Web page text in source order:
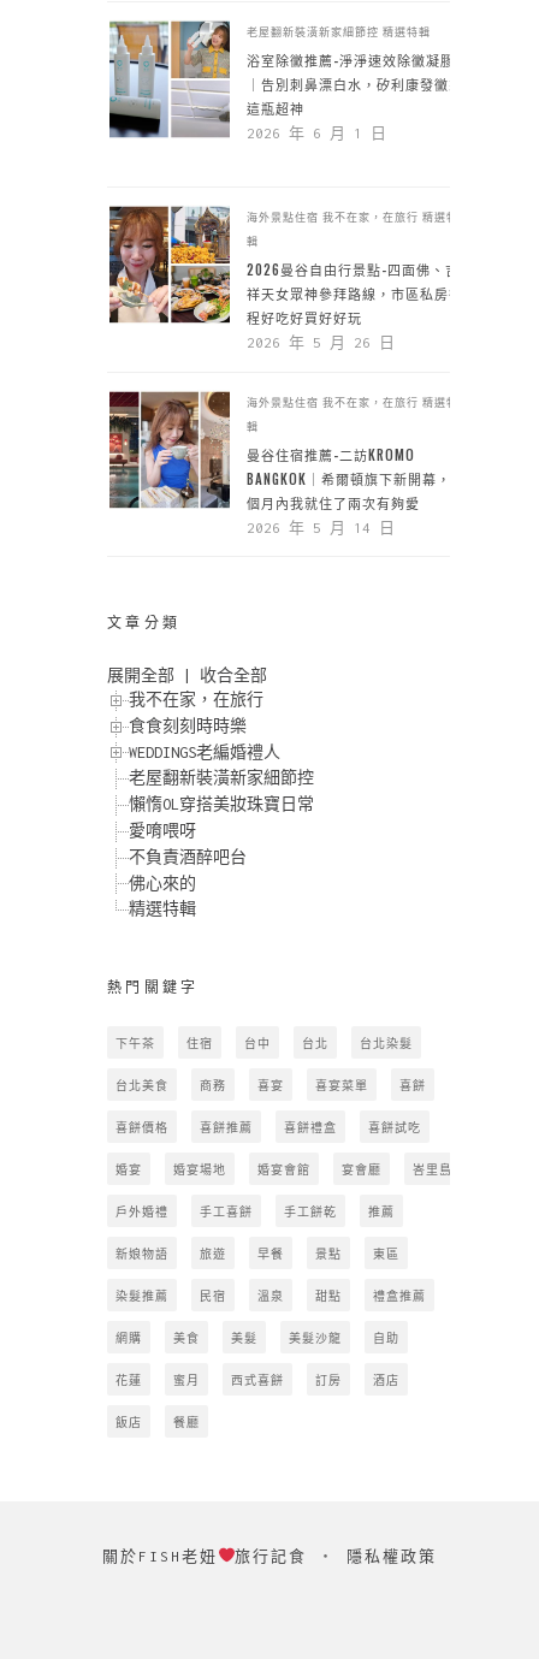
老屋翻新裝潢新家細節控 精選特輯
浴室除黴推薦-淨淨速效除黴凝膠
｜告別刺鼻漂白水，矽利康發黴靠
這瓶超神
2026 年 6 月 1 日
海外景點住宿 我不在家，在旅行 精選特
輯
2026曼谷自由行景點-四面佛、吉
祥天女眾神參拜路線，市區私房行
程好吃好買好好玩
2026 年 5 月 26 日
海外景點住宿 我不在家，在旅行 精選特
輯
曼谷住宿推薦-二訪KROMO
BANGKOK｜希爾頓旗下新開幕，一
個月內我就住了兩次有夠愛
2026 年 5 月 14 日
文章分類
展開全部
收合全部
我不在家，在旅行
食食刻刻時時樂
WEDDINGS老編婚禮人
老屋翻新裝潢新家細節控
懶惰OL穿搭美妝珠寶日常
愛唷喂呀
不負責酒醉吧台
佛心來的
精選特輯
熱門關鍵字
下午茶 住宿 台中 台北 台北染髮
台北美食 商務 喜宴 喜宴菜單 喜餅
喜餅價格 喜餅推薦 喜餅禮盒 喜餅試吃
婚宴 婚宴場地 婚宴會館 宴會廳 峇里島
戶外婚禮 手工喜餅 手工餅乾 推薦
新娘物語 旅遊 早餐 景點 東區
染髮推薦 民宿 溫泉 甜點 禮盒推薦
網購 美食 美髮 美髮沙龍 自助
花蓮 蜜月 西式喜餅 訂房 酒店
飯店 餐廳
關於FISH老妞 旅行記食 ‧ 隱私權政策